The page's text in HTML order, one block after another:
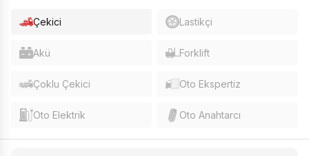
Çekici Lastikçi
Akü Forklift
Çoklu Çekici Oto Ekspertiz
Oto Elektrik Oto Anahtarcı